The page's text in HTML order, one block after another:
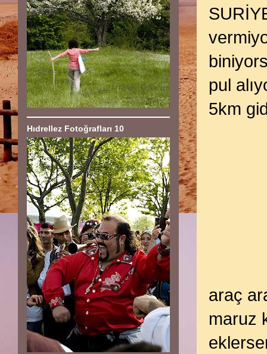
pul
5km
araç
maruz
Hıdrellez Fotoğrafları 10